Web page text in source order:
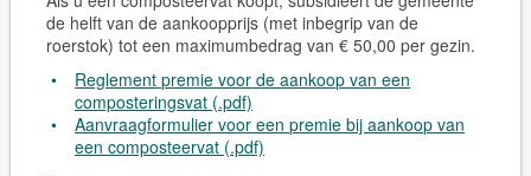
de helft van de aankoopprijs (met inbegrip van de
roerstok) tot een maximumbedrag van € 50,00 per gezin.
Reglement premie voor de aankoop van een
composteringsvat (.pdf)
Aanvraagformulier voor een premie bij aankoop van
een composteervat (.pdf)